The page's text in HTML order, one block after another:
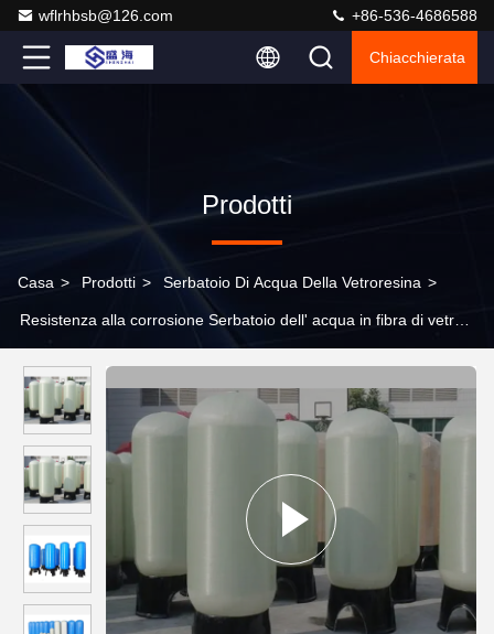
wflrhbsb@126.com +86-536-4686588
Chiacchierata
Prodotti
Casa > Prodotti > Serbatoio Di Acqua Della Vetroresina >
Resistenza alla corrosione Serbatoio dell' acqua in fibra di vetro,